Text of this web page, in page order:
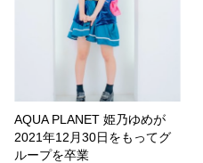
AQUA PLANET 姫乃ゆめが
2021年12月30日をもってグ
ループを卒業